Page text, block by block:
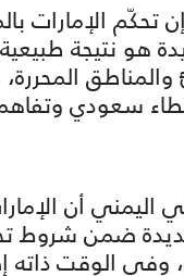
تحكّم الإمارات
هو نتيجة
سعودي
أن
ضمن شروط
وفي الوقت